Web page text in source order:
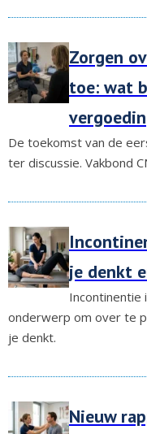
Zorgen
toe: wat
De toekomst van de
ter discussie. Vakbond
je denkt
Incontinentie
onderwerp om over te
je denkt.
Nieuw